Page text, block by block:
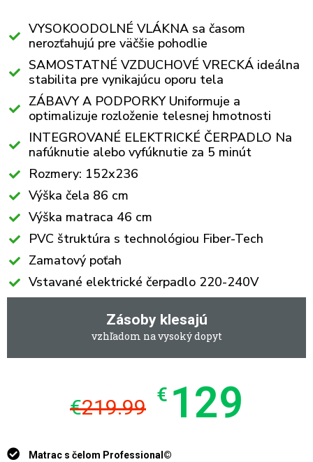
VYSOKOODOLNÉ VLÁKNA sa časom
nerozťahujú pre väčšie pohodlie
SAMOSTATNÉ VZDUCHOVÉ VRECKÁ ideálna
stabilita pre vynikajúcu oporu tela
ZÁBAVY A PODPORKY Uniformuje a
optimalizuje rozloženie telesnej hmotnosti
INTEGROVANÉ ELEKTRICKÉ ČERPADLO Na
nafúknutie alebo vyfúknutie za 5 minút
Rozmery: 152x236
Výška čela 86 cm
Výška matraca 46 cm
PVC štruktúra s technológiou Fiber-Tech
Zamatový poťah
Vstavané elektrické čerpadlo 220-240V
Zásoby klesajú
vzhľadom na vysoký dopyt
€219.99 € 129
Matrac s čelom Professional©